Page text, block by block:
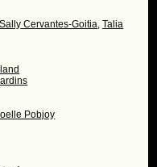
Sally Cervantes-Goitia,Talia
Pobjoy